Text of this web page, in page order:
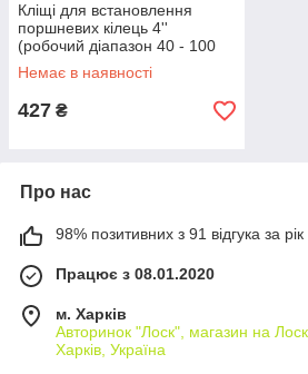
Кліщі для встановлення
поршневих кілець 4''
(робочий діапазон 40 - 100
мм) Forsage F-62301(F-
04A1006)
Немає в наявності
427 ₴
Про нас
98% позитивних з 91 відгука за рік
Працює з 08.01.2020
м. Харків
Авторинок "Лоск", магазин на
Харків, Україна